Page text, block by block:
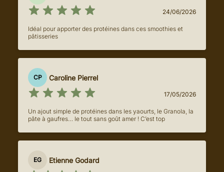
24/06/2026
Idéal pour apporter des protéines dans ces smoothies et
pâtisseries
CP Caroline Pierrel
17/05/2026
Un ajout simple de protéines dans les yaourts, le Granola, la
pâte à gaufres… le tout sans goût amer ! C’est top
EG Etienne Godard